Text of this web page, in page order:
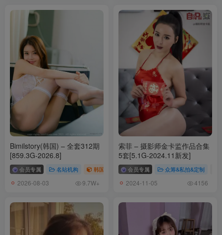
Yoko宅夏 NO.015 水手服黑丝 [30P-201MB]
Yoko宅夏 NO.014 金莲 [24P-323MB]
Yoko宅夏 NO.013 一号本 黑丝 [23P-177MB]
Yoko宅夏 NO.012 一号本 白丝 [25P-156MB]
Yoko宅夏 NO.011 斯卡哈教师 [33P-266MB]
Yoko宅夏 NO.010 妹汤物语(泳装) [55P-423MB]
Yoko宅夏 NO.009 妹汤物语(校服) [63P-316MB]
Yoko宅夏 NO.008 妹汤物语(和服) [53P-313MB]
Yoko宅夏 NO.007 狂三内衣 [30P-254MB]
Yoko宅夏 NO.006 开胸泳衣2 [28P-123MB]
Yoko宅夏 NO.005 巨乳 [28P-146MB]
Yoko宅夏 NO.004 红色格子 [32P-188MB]
Yoko宅夏 NO.003 黑丝JK [39P-220MB]
Yoko宅夏 NO.002 白丝捆绑 [30P-204MB]
Yoko宅夏 NO.001 白色丝质连衣裙 [26P-161MB]
Bimilstory(韩国) – 全套312期
[859.3G-2026.8]
会员专属 名站机构 韩国（korea） # Bimilstory
2026-08-03 9.7W+
索菲 – 摄影师金卡监作品合集
5套[5.1G-2024.11新发]
会员专属 众筹&私拍&定制
2024-11-05 4156